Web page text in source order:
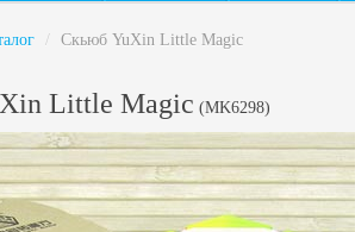
/ Скьюб YuXin Little Magic
Little Magic (MK6298)